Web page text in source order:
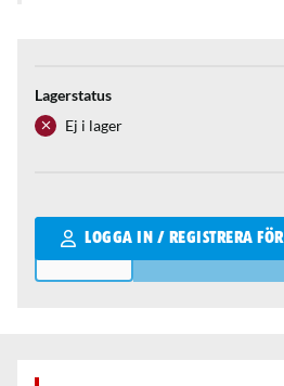
Lagerstatus
Ej i lager
LOGGA IN / REGISTRERA
Qantity